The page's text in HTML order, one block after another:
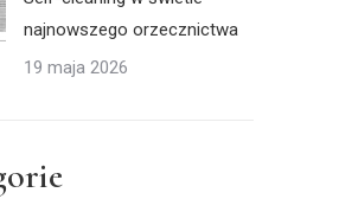
najnowszego orzecznictwa
19 maja 2026